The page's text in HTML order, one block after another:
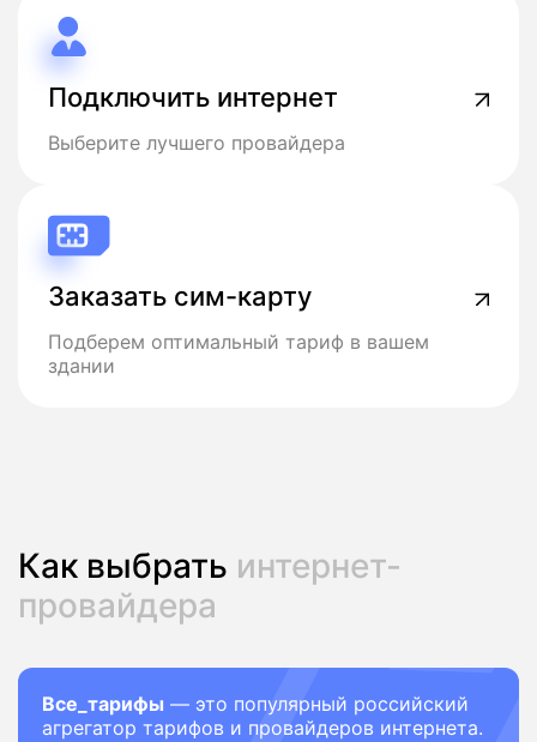
Подключить интернет
Выберите лучшего провайдера
Заказать сим-карту
Подберем оптимальный тариф в вашем
здании
Как выбрать интернет-
провайдера
Все_тарифы — это популярный российский
агрегатор тарифов и провайдеров интернета.